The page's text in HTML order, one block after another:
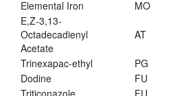
Elemental Iron
MO
E,Z-3,13-
Octadecadienyl
Acetate
AT
Trinexapac-ethyl PG
Dodine
FU